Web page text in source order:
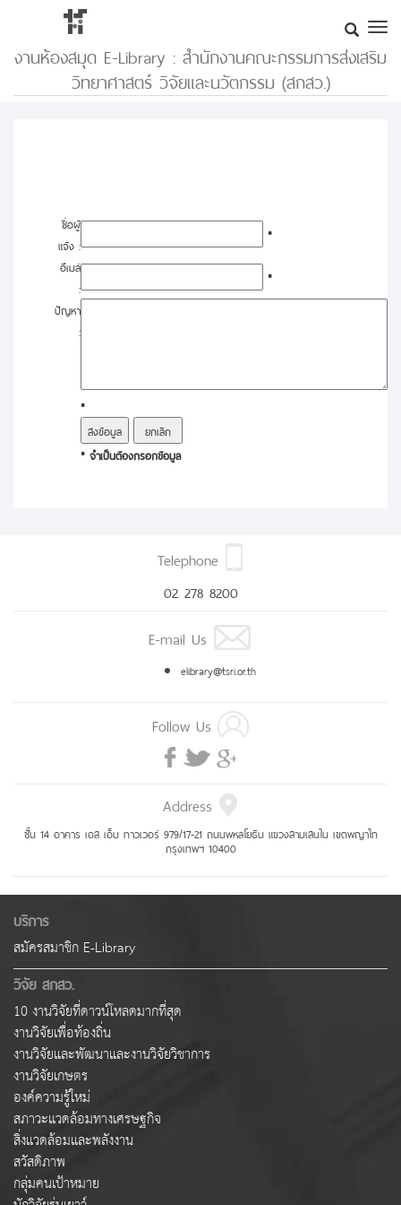
งานห้องสมุด E-Library : สำนักงานคณะกรรมการส่งเสริม
วิทยาศาสตร์ วิจัยและนวัตกรรม (สกสว.)
ชื่อผู้
แจ้ง :
*
อีเมล์
:
*
ปัญหา
:
*
* จำเป็นต้องกรอกข้อมูล
Telephone
02 278 8200
E-mail Us
elibrary@tsri.or.th
Follow Us
Address
ชั้น 14 อาคาร เอส เอ็ม ทาวเวอร์ 979/17-21 ถนนพหลโยธิน แขวงสามเสนใน เขตพญาไท
กรุงเทพฯ 10400
บริการ
สมัครสมาชิก E-Library
วิจัย สกสว.
10 งานวิจัยที่ดาวน์โหลดมากที่สุด
งานวิจัยเพื่อท้องถิ่น
งานวิจัยและพัฒนาและงานวิจัยวิชาการ
งานวิจัยเกษตร
องค์ความรู้ใหม่
สภาวะแวดล้อมทางเศรษฐกิจ
สิ่งแวดล้อมและพลังงาน
สวัสดิภาพ
กลุ่มคนเป้าหมาย